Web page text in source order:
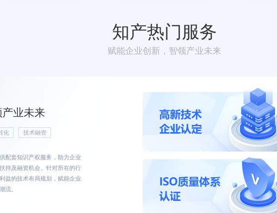
知产热门服务
赋能企业创新，智领产业未来
业未来
化 技术融资
配套知识产权服务，助力企业
持及融资机会。针对所在的行
益的技术布局规划，赋能企业
流。